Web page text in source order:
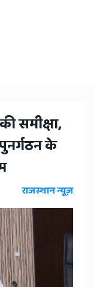
समीक्षा,
के
राजस्थान न्यूज़